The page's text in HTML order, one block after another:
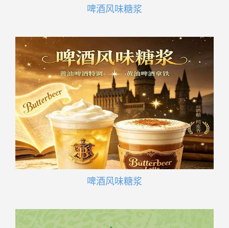
啤酒风味糖浆
啤酒风味糖浆